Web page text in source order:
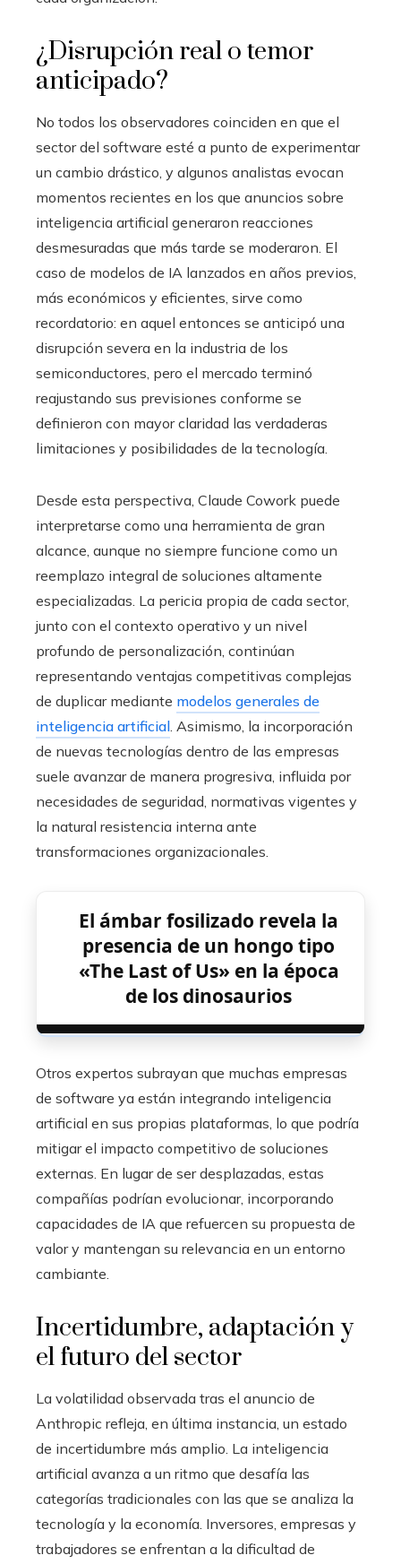
¿Disrupción real o temor
anticipado?
No todos los observadores coinciden en que el
sector del software esté a punto de experimentar
un cambio drástico, y algunos analistas evocan
momentos recientes en los que anuncios sobre
inteligencia artificial generaron reacciones
desmesuradas que más tarde se moderaron. El
caso de modelos de IA lanzados en años previos,
más económicos y eficientes, sirve como
recordatorio: en aquel entonces se anticipó una
disrupción severa en la industria de los
semiconductores, pero el mercado terminó
reajustando sus previsiones conforme se
definieron con mayor claridad las verdaderas
limitaciones y posibilidades de la tecnología.
Desde esta perspectiva, Claude Cowork puede
interpretarse como una herramienta de gran
alcance, aunque no siempre funcione como un
reemplazo integral de soluciones altamente
especializadas. La pericia propia de cada sector,
junto con el contexto operativo y un nivel
profundo de personalización, continúan
representando ventajas competitivas complejas
de duplicar mediante modelos generales de
inteligencia artificial. Asimismo, la incorporación
de nuevas tecnologías dentro de las empresas
suele avanzar de manera progresiva, influida por
necesidades de seguridad, normativas vigentes y
la natural resistencia interna ante
transformaciones organizacionales.
El ámbar fosilizado revela la
presencia de un hongo tipo
«The Last of Us» en la época
de los dinosaurios
Otros expertos subrayan que muchas empresas
de software ya están integrando inteligencia
artificial en sus propias plataformas, lo que podría
mitigar el impacto competitivo de soluciones
externas. En lugar de ser desplazadas, estas
compañías podrían evolucionar, incorporando
capacidades de IA que refuercen su propuesta de
valor y mantengan su relevancia en un entorno
cambiante.
Incertidumbre, adaptación y
el futuro del sector
La volatilidad observada tras el anuncio de
Anthropic refleja, en última instancia, un estado
de incertidumbre más amplio. La inteligencia
artificial avanza a un ritmo que desafía las
categorías tradicionales con las que se analiza la
tecnología y la economía. Inversores, empresas y
trabajadores se enfrentan a la dificultad de